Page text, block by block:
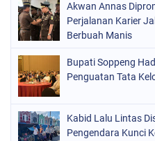
POLITIK
POLRI
SOPPENG
SULSEL
Akwan Annas
Perjalanan Karier
Berbuah Manis
Bupati Soppeng
Penguatan Tata
Kabid Lalu Lintas
Pengendara Kunci